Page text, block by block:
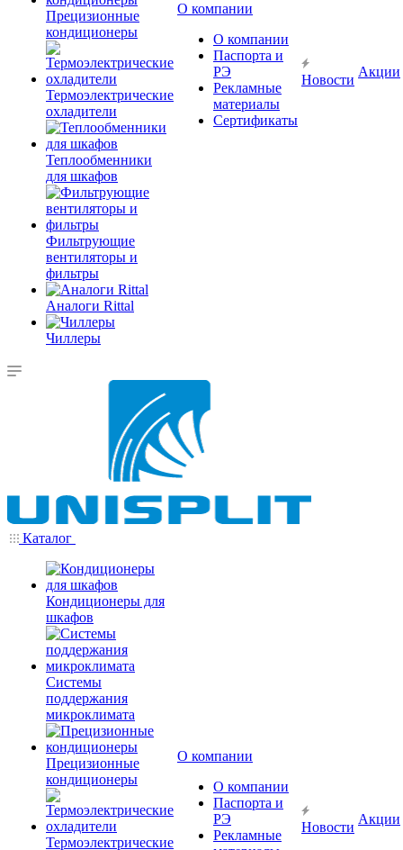
Прецизионные
кондиционеры
Термоэлектрические
охладители
Теплообменники
для шкафов
Фильтрующие
вентиляторы и
фильтры
Аналоги Rittal
Чиллеры
О компании
О компании
Паспорта и
РЭ
Рекламные
материалы
Сертификаты
Новости
Акции
Каталог
Кондиционеры для
шкафов
Системы
поддержания
микроклимата
Прецизионные
кондиционеры
Термоэлектрические
О компании
О компании
Паспорта и
РЭ
Рекламные
Новости
Акции